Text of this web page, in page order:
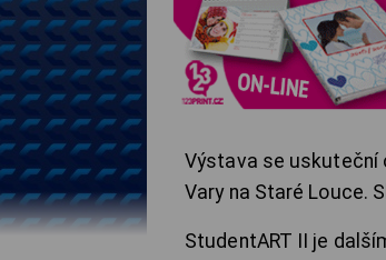
Výstava se uskuteční
Vary na Staré Louce.
StudentART II je